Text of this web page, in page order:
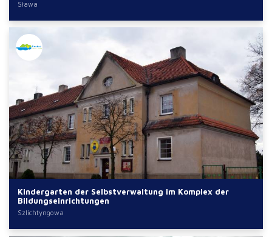
Sława
Kindergarten der Selbstverwaltung im Komplex der
Bildungseinrichtungen
Szlichtyngowa